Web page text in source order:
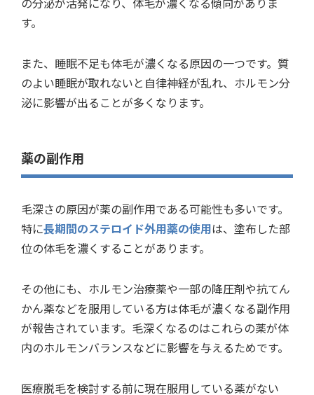
す。
また、睡眠不足も体毛が濃くなる原因の一つです。質
のよい睡眠が取れないと自律神経が乱れ、ホルモン分
泌に影響が出ることが多くなります。
薬の副作用
毛深さの原因が薬の副作用である可能性も多いです。
特に長期間のステロイド外用薬の使用は、塗布した部
位の体毛を濃くすることがあります。
その他にも、ホルモン治療薬や一部の降圧剤や抗てん
かん薬などを服用している方は体毛が濃くなる副作用
が報告されています。毛深くなるのはこれらの薬が体
内のホルモンバランスなどに影響を与えるためです。
医療脱毛を検討する前に現在服用している薬がない